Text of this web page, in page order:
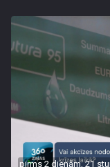
pirms 2 dienām, 21